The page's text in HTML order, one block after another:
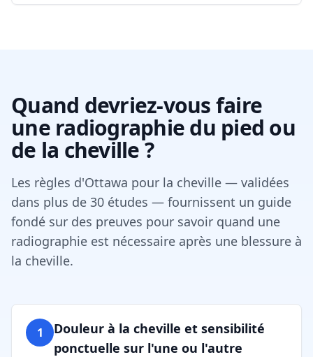
Quand devriez-vous faire
une radiographie du pied ou
de la cheville ?
Les règles d'Ottawa pour la cheville — validées
dans plus de 30 études — fournissent un guide
fondé sur des preuves pour savoir quand une
radiographie est nécessaire après une blessure à
la cheville.
1
Douleur à la cheville et sensibilité
ponctuelle sur l'une ou l'autre